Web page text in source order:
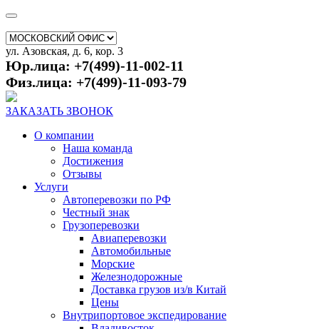
ул. Азовская, д. 6, кор. 3
Юр.лица: +7(499)-11-002-11
Физ.лица: +7(499)-11-093-79
ЗАКАЗАТЬ ЗВОНОК
О компании
Наша команда
Достижения
Отзывы
Услуги
Автоперевозки по РФ
Честный знак
Грузоперевозки
Авиаперевозки
Автомобильные
Морские
Железнодорожные
Доставка грузов из/в Китай
Цены
Внутрипортовое экспедирование